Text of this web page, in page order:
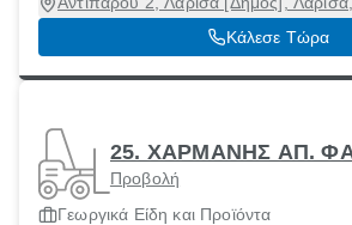
Κάλεσε Τώρα
25. ΧΑΡΜΑΝΗΣ ΑΠ.
Προβολή
Γεωργικά Είδη και Προϊόντα